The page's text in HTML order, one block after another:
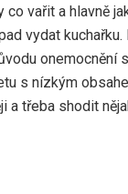
co vařit a hlavně
vydat
onemocnění
s nízkým
a třeba shodit